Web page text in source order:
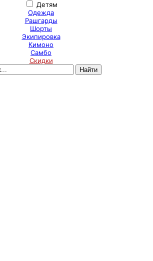
Детям
Одежда
Рашгарды
Шорты
Экипировка
Кимоно
Самбо
Скидки